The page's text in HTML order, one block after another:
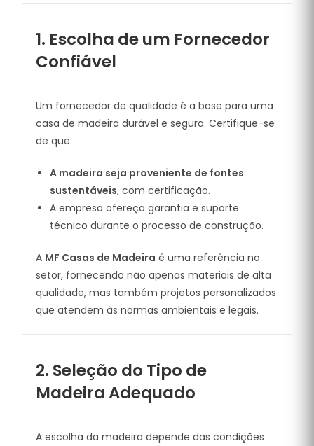
1. Escolha de um Fornecedor
Confiável
Um fornecedor de qualidade é a base para uma
casa de madeira durável e segura. Certifique-se
de que:
A madeira seja proveniente de fontes
sustentáveis, com certificação.
A empresa ofereça garantia e suporte
técnico durante o processo de construção.
A MF Casas de Madeira é uma referência no
setor, fornecendo não apenas materiais de alta
qualidade, mas também projetos personalizados
que atendem às normas ambientais e legais.
2. Seleção do Tipo de
Madeira Adequado
A escolha da madeira depende das condições